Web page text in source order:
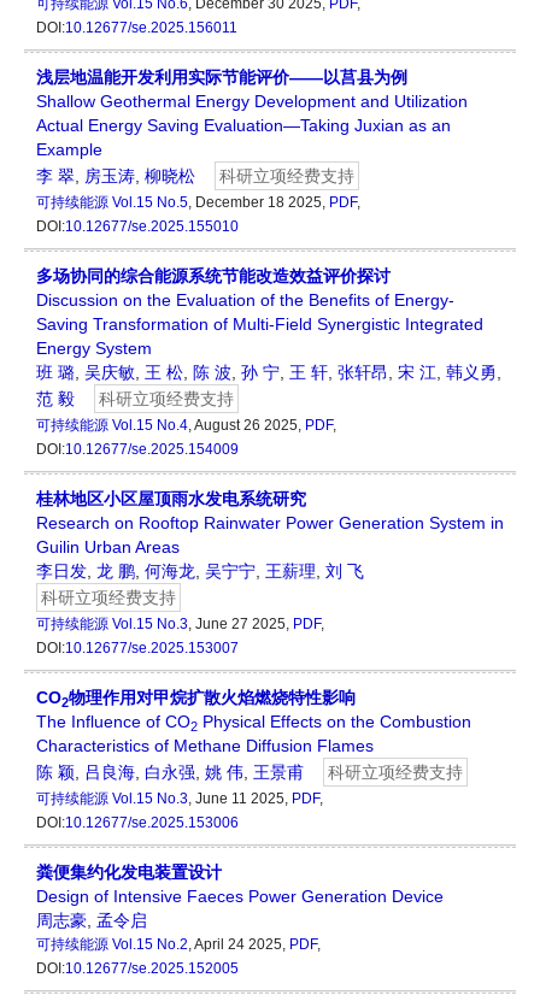
可持续能源 Vol.15 No.6, December 30 2025, PDF,
DOI:10.12677/se.2025.156011
浅层地温能开发利用实际节能评价——以莒县为例
Shallow Geothermal Energy Development and Utilization
Actual Energy Saving Evaluation—Taking Juxian as an
Example
李 翠, 房玉涛, 柳晓松 科研立项经费支持
可持续能源 Vol.15 No.5, December 18 2025, PDF,
DOI:10.12677/se.2025.155010
多场协同的综合能源系统节能改造效益评价探讨
Discussion on the Evaluation of the Benefits of Energy-
Saving Transformation of Multi-Field Synergistic Integrated
Energy System
班 璐, 吴庆敏, 王 松, 陈 波, 孙 宁, 王 轩, 张轩昂, 宋 江, 韩义勇,
范 毅
科研立项经费支持
可持续能源 Vol.15 No.4, August 26 2025, PDF,
DOI:10.12677/se.2025.154009
桂林地区小区屋顶雨水发电系统研究
Research on Rooftop Rainwater Power Generation System in
Guilin Urban Areas
李日发, 龙 鹏, 何海龙, 吴宁宁, 王薪理, 刘 飞
科研立项经费支持
可持续能源 Vol.15 No.3, June 27 2025, PDF,
DOI:10.12677/se.2025.153007
CO2物理作用对甲烷扩散火焰燃烧特性影响
The Influence of CO2 Physical Effects on the Combustion
Characteristics of Methane Diffusion Flames
陈 颖, 吕良海, 白永强, 姚 伟, 王景甫 科研立项经费支持
可持续能源 Vol.15 No.3, June 11 2025, PDF,
DOI:10.12677/se.2025.153006
粪便集约化发电装置设计
Design of Intensive Faeces Power Generation Device
周志豪, 孟令启
可持续能源 Vol.15 No.2, April 24 2025, PDF,
DOI:10.12677/se.2025.152005